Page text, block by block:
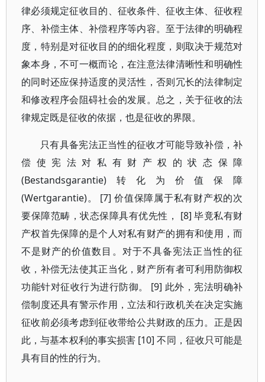
律必须规定征收目的、征收条件、征收主体、征收程
序、补偿主体、补偿程序等内容。至于法律的明确程
度，特别是对征收目的的细化程度，则取决于规范对
象本身，不可一概而论，在注意法律清晰性和明确性
的同时还应保持适度的灵活性，否则冗长的法律制定
和修改程序会阻碍社会的发展。总之，关于征收的法
律规定既是征收的依据，也是征收的界限。
只有具备宪法正当性的征收才可能导致补偿，补
偿使宪法对私有财产权的状态保障
(Bestandsgarantie)转化为价值保障
(Wertgarantie)。 [7] 价值保障属于私有财产权的次
要保障范畴，状态保障具有优先性， [8] 毕竟私有财
产权首先保障的是个人对私有财产的拥有和使用，而
不是财产的价值数目。对于不具备宪法正当性的征
收，补偿无法使其正当化，财产所有者可利用防御权
功能针对征收行为进行防御。 [9] 此外，宪法明确补
偿制度还具有警示作用，立法和行政机关在决定实施
征收前必须考虑到征收带给公共财政的压力。正是因
此，与基本权利的事实损害 [10] 不同，征收只可能是
具有目的性的行为。